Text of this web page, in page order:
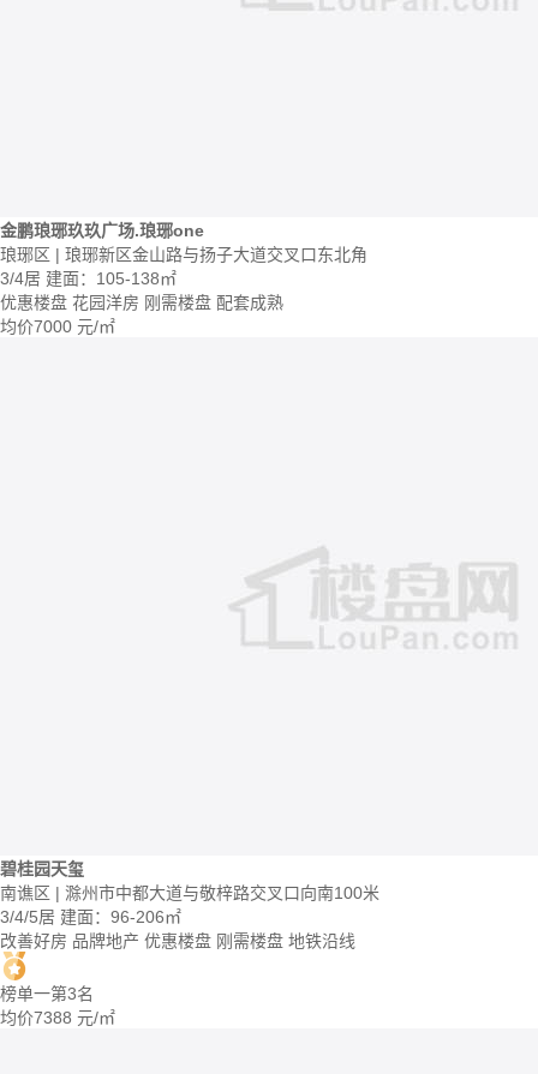
金鹏琅琊玖玖广场.琅琊one
琅琊区 | 琅琊新区金山路与扬子大道交叉口东北角
3/4居 建面：105-138㎡
优惠楼盘 花园洋房 刚需楼盘 配套成熟
均价7000 元/㎡
碧桂园天玺
南谯区 | 滁州市中都大道与敬梓路交叉口向南100米
3/4/5居 建面：96-206㎡
改善好房 品牌地产 优惠楼盘 刚需楼盘 地铁沿线
榜单一第3名
均价7388 元/㎡